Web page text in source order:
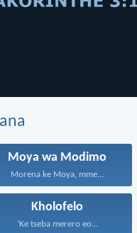
Moya wa Modimo
Morena ke Moya, mme...
Kholofelo
‘Ke tseba merero eo...